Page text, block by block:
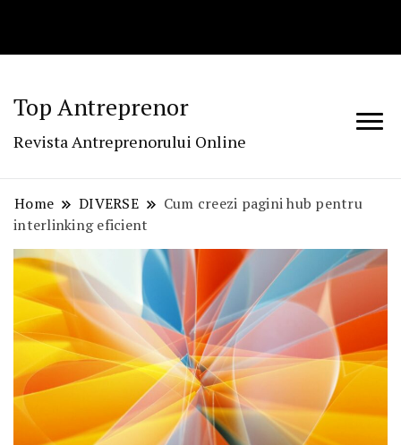
Top Antreprenor
Revista Antreprenorului Online
Home DIVERSE
Cum creezi pagini hub pentru
interlinking eficient